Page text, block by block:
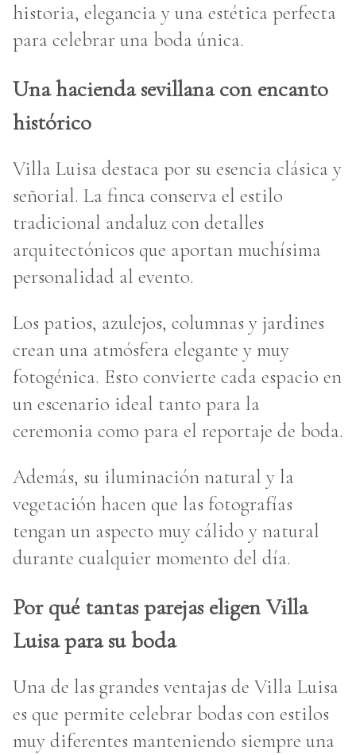
historia, elegancia y una estética perfecta
para celebrar una boda única.
Una hacienda sevillana con encanto
histórico
Villa Luisa destaca por su esencia clásica y
señorial. La finca conserva el estilo
tradicional andaluz con detalles
arquitectónicos que aportan muchísima
personalidad al evento.
Los patios, azulejos, columnas y jardines
crean una atmósfera elegante y muy
fotogénica. Esto convierte cada espacio en
un escenario ideal tanto para la
ceremonia como para el reportaje de boda.
Además, su iluminación natural y la
vegetación hacen que las fotografías
tengan un aspecto muy cálido y natural
durante cualquier momento del día.
Por qué tantas parejas eligen Villa
Luisa para su boda
Una de las grandes ventajas de Villa Luisa
es que permite celebrar bodas con estilos
muy diferentes manteniendo siempre una